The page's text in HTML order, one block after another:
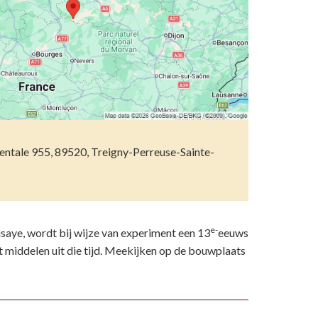
resten
volgen
955, 89520, Treigny-Perreuse-Sainte-
wordt bij wijze van experiment een 13e-eeuws
middelen uit die tijd. Meekijken op de bouwplaats